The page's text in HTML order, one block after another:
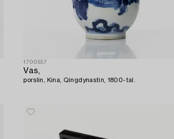
1700557
Vas,
porslin, Kina, Qingdynastin, 1800-tal.